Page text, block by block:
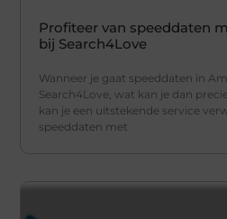
Profiteer van speeddaten
bij Search4Love
Wanneer je gaat speeddaten in
Search4Love, wat kan je dan
kan je een uitstekende service
speeddaten met